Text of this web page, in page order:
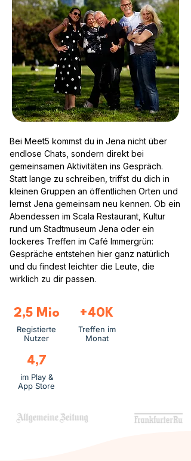
Bei Meet5 kommst du in Jena nicht über
endlose Chats, sondern direkt bei
gemeinsamen Aktivitäten ins Gespräch.
Statt lange zu schreiben, triffst du dich in
kleinen Gruppen an öffentlichen Orten und
lernst Jena gemeinsam neu kennen. Ob ein
Abendessen im Scala Restaurant, Kultur
rund um Stadtmuseum Jena oder ein
lockeres Treffen im Café Immergrün:
Gespräche entstehen hier ganz natürlich
und du findest leichter die Leute, die
wirklich zu dir passen.
2,5 Mio
Registierte
Nutzer
+40K
Treffen im
Monat
4,7
im Play &
App Store